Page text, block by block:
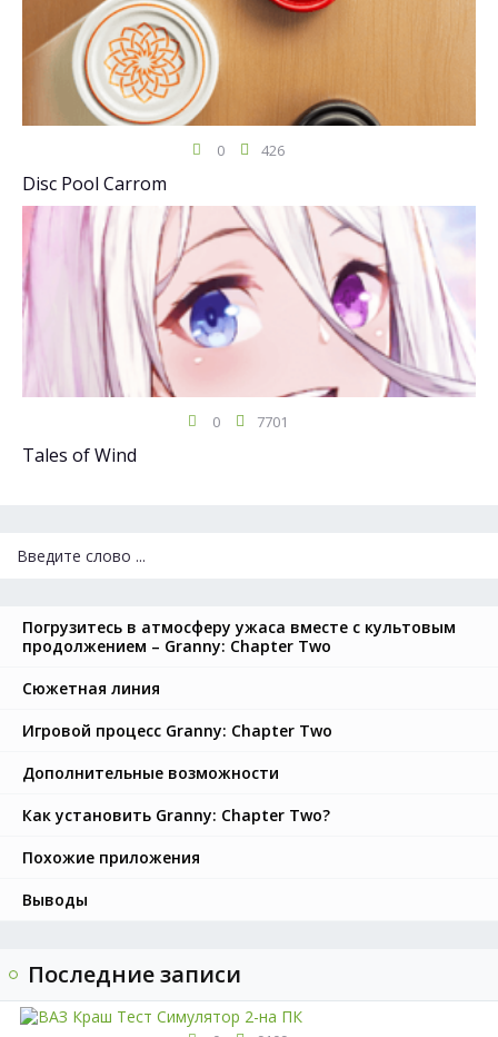
0 426
Disc Pool Carrom
0 7701
Tales of Wind
Погрузитесь в атмосферу ужаса вместе с культовым
продолжением – Granny: Chapter Two
Сюжетная линия
Игровой процесс Granny: Chapter Two
Дополнительные возможности
Как установить Granny: Chapter Two?
Похожие приложения
Выводы
Последние записи